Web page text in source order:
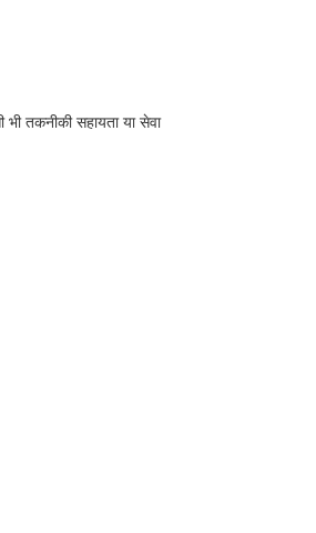
तकनीकी सहायता या सेवा